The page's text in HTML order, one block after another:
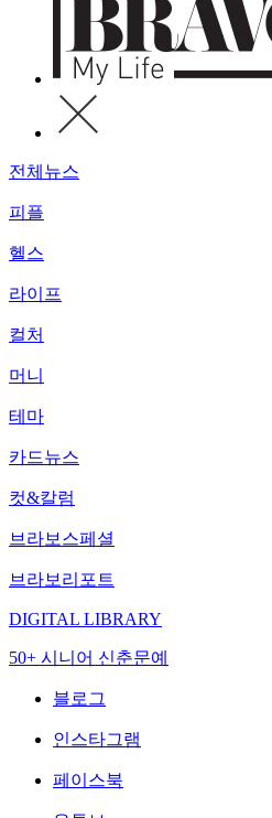
전체뉴스
피플
헬스
라이프
컬처
머니
테마
카드뉴스
컷&칼럼
브라보스페셜
브라보리포트
DIGITAL LIBRARY
50+ 시니어 신춘문예
블로그
인스타그램
페이스북